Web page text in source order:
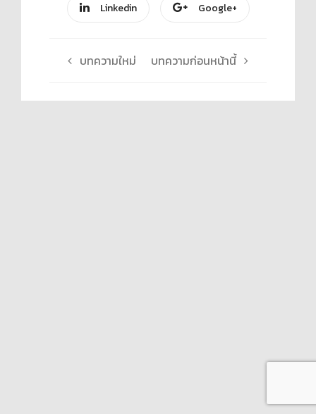
Linkedin Google+
บทความใหม่ บทความก่อนหน้านี้